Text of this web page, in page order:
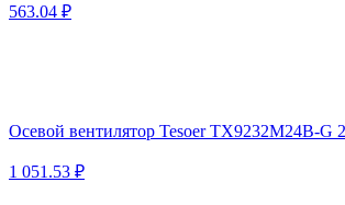
563.04 ₽
Осевой вентилятор Tesoer TX9232M24B-G
1 051.53 ₽